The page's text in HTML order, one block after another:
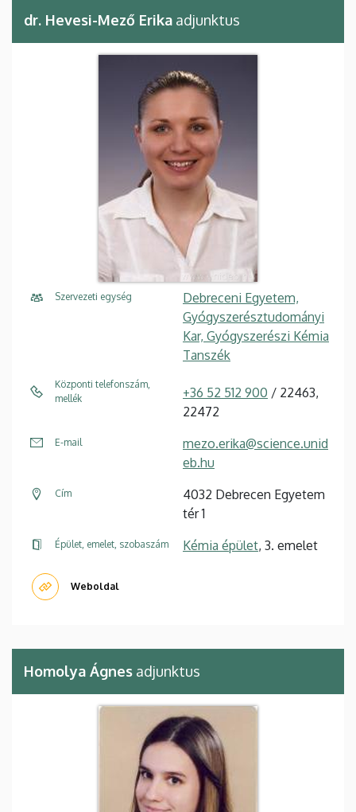
dr. Hevesi-Mező Erika adjunktus
Szervezeti egység
Debreceni Egyetem,
Gyógyszerésztudományi
Kar, Gyógyszerészi Kémia
Tanszék
Központi telefonszám,
mellék
+36 52 512 900 / 22463,
22472
E-mail
mezo.erika@science.unid
eb.hu
Cím
4032 Debrecen Egyetem
tér 1
Épület, emelet, szobaszám Kémia épület, 3. emelet
Weboldal
Homolya Ágnes adjunktus